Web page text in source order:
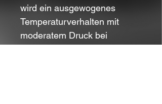
wird ein ausgewogenes
Temperaturverhalten mit
moderatem Druck bei